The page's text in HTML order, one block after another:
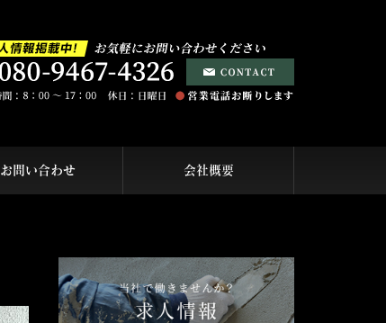
お問い合わせ 会社概要